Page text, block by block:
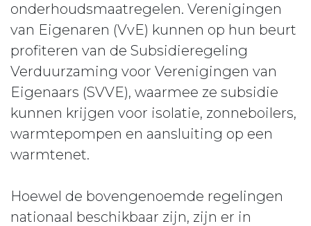
onderhoudsmaatregelen. Verenigingen
van Eigenaren (VvE) kunnen op hun beurt
profiteren van de Subsidieregeling
Verduurzaming voor Verenigingen van
Eigenaars (SVVE), waarmee ze subsidie
kunnen krijgen voor isolatie, zonneboilers,
warmtepompen en aansluiting op een
warmtenet.
Hoewel de bovengenoemde regelingen
nationaal beschikbaar zijn, zijn er in